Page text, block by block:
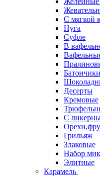
С мягкой
Нуга
Суфле
В
Батончики
Десерты
Кремовые
С
Грильяж
Злаковые
Набор
Элитные
Карамель